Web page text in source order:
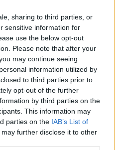
sharing to third parties, or
sensitive information for
use the below opt-out
Please note that after your
may continue seeing
information utilized by
to third parties prior to
opt-out of the further
by third parties on the
This information may
parties on the IAB’s List of
may further disclose it to other
IANUE, (Genova),occasione
un linguaggio assai chiaro
lambardi’, operai, uomini di
con l’‘ occasione’di cavare
per la ricchezza di
popoli navigatori nel
Geografia e della Cartografia
1517 – 1598), infatti la
del Mediterraneo.